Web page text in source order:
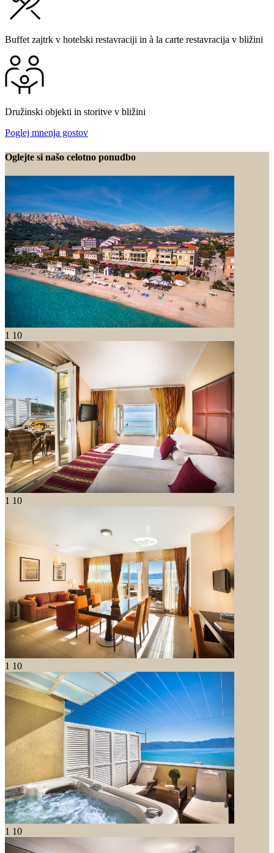
Buffet zajtrk v hotelski restavraciji in à la carte restavracija v bližini
Družinski objekti in storitve v bližini
Poglej mnenja gostov
Oglejte si našo celotno ponudbo
1 10
1 10
1 10
1 10